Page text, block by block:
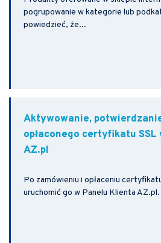
pogrupowanie w kategorie lub
powiedzieć, że...
Aktywowanie,
opłaconego certyfikatu
AZ.pl
Po zamówieniu i opłaceniu
uruchomić go w Panelu Klienta AZ.pl.